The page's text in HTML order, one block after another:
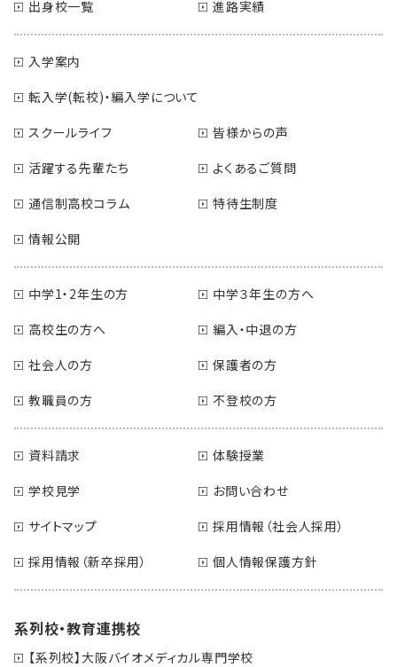
出身校一覧 進路実績
入学案内
転入学(転校)・編入学について
スクールライフ
皆様からの声
活躍する先輩たち
よくあるご質問
通信制高校コラム
特待生制度
情報公開
中学1・2年生の方
中学３年生の方へ
高校生の方へ
編入・中退の方
社会人の方
保護者の方
教職員の方
不登校の方
資料請求
体験授業
学校見学
お問い合わせ
サイトマップ
採用情報（社会人採用）
採用情報（新卒採用）
個人情報保護方針
系列校・教育連携校
【系列校】大阪バイオメディカル専門学校